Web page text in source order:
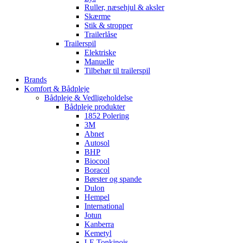
Ruller, næsehjul & aksler
Skærme
Stik & stropper
Trailerlåse
Trailerspil
Elektriske
Manuelle
Tilbehør til trailerspil
Brands
Komfort & Bådpleje
Bådpleje & Vedligeholdelse
Bådpleje produkter
1852 Polering
3M
Abnet
Autosol
BHP
Biocool
Boracol
Børster og spande
Dulon
Hempel
International
Jotun
Kanberra
Kemetyl